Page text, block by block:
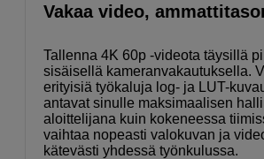
Vakaa video,
Tallenna 4K 60p -videota täysillä
sisäisellä kameranvakautuksella.
erityisiä työkaluja log- ja LUT-
antavat sinulle maksimaalisen
aloittelijana kuin kokeneessa
vaihtaa nopeasti valokuvan ja
kätevästi yhdessä työnkulussa.